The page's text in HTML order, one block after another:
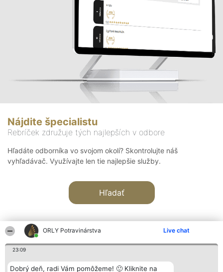
ORLY Potravinárstva Live chat
23:09
Dobrý deň, radi Vám pomôžeme! 🙂 Kliknite na
Nájdite špecialistu
Rebríček združuje tých najlepších v odbore
Hľadáte odborníka vo svojom okolí? Skontrolujte náš
vyhľadávač. Využívajte len tie najlepšie služby.
Hľadať
Organizátor hodnotenia Hodnotenie Kontakt